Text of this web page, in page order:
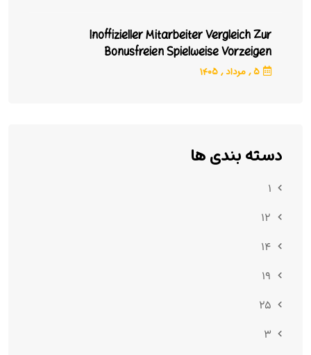
Inoffizieller Mitarbeiter Vergleich Zur
Bonusfreien Spielweise Vorzeigen
Umherwandern Einfache Z. Hd.- & Gegen-
۵ , مرداد, ۱۴۰۵
دسته بندی ها
۱
۱۲
۱۴
۱۹
۲۵
۳